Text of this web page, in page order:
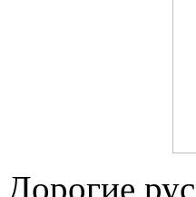
Дорогие